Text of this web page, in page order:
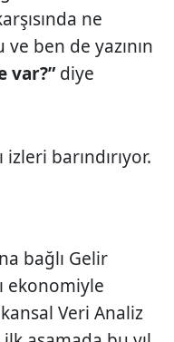
ne
ben de yazının
var?”diye
izleri barındırıyor.
bağlı Gelir
ekonomiyle
Veri Analiz